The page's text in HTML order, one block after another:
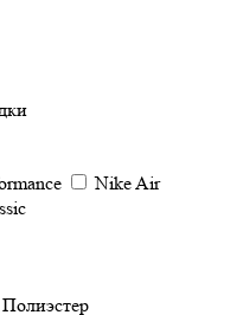
Nike Air
Полиэстер